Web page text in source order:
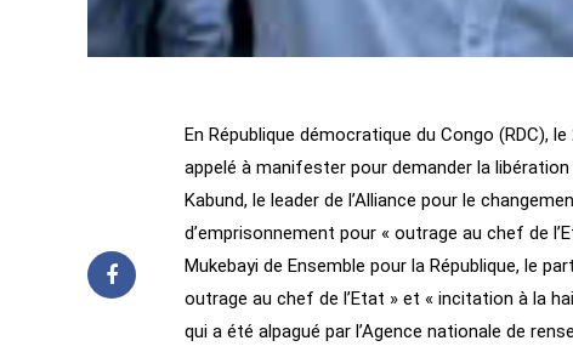
En République démocratique du Congo (RDC),
appelé à manifester pour demander la
Kabund, le leader de l’Alliance pour le
d’emprisonnement pour « outrage au chef de
Mukebayi de Ensemble pour la République, le
outrage au chef de l’Etat » et « incitation à la
qui a été alpagué par l’Agence nationale de